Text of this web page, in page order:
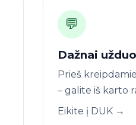
💬
Dažnai
Prieš
– galite iš karto
Eikite į DUK →